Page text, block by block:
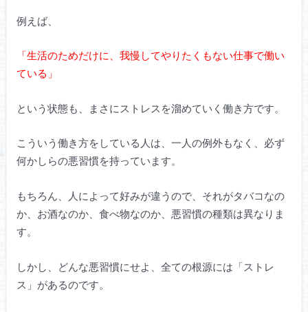
例えば、
「生活のためだけに、我慢してやりたくもない仕事で働い
ている」
という状態も、まさにストレスを溜めていく働き方です。
こういう働き方をしている人は、一人の例外もなく、必ず
何かしらの悪習慣を持っています。
もちろん、人によって好みが違うので、それがタバコなの
か、お酒なのか、食べ物なのか、悪習慣の種類は異なりま
す。
しかし、どんな悪習慣にせよ、全ての根源には「ストレ
ス」があるのです。